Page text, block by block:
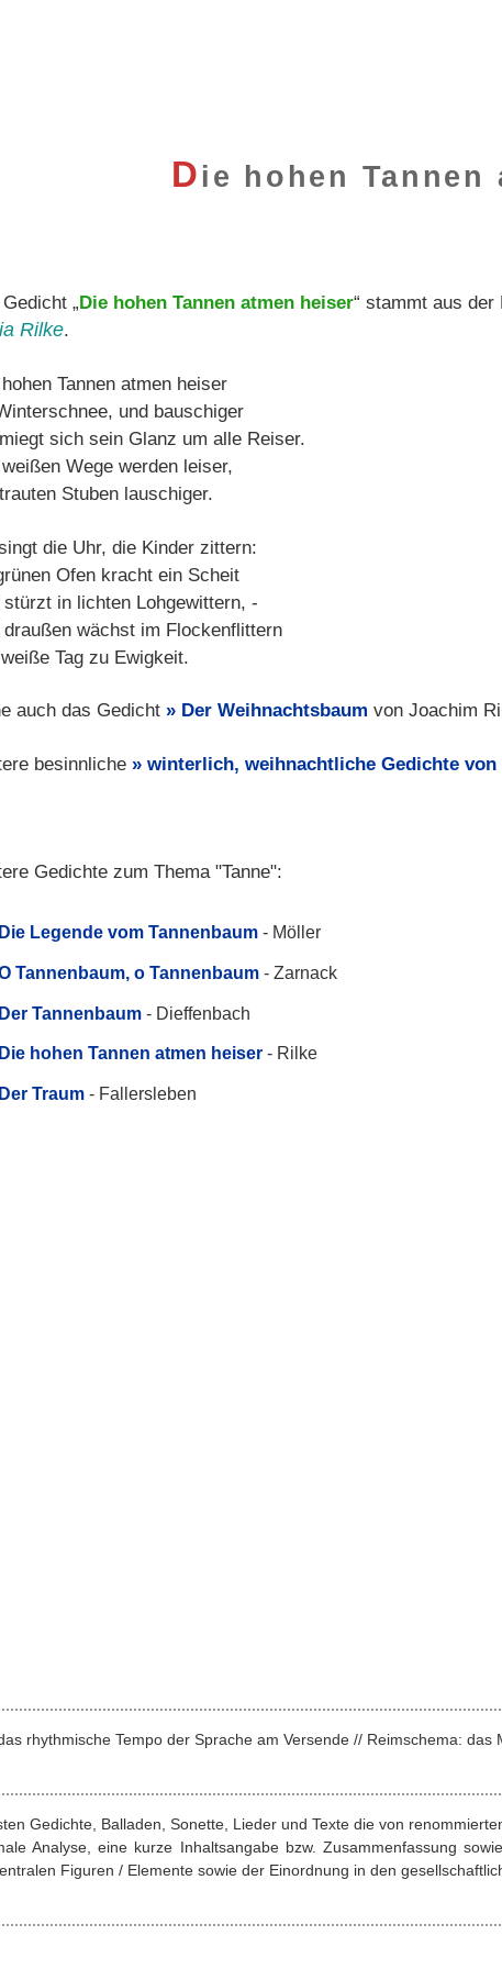
Die hohen Tannen
„Die hohen Tannen atmen heiser“ stammt aus der
Rilke.
Tannen atmen heiser
und bauschiger
sich sein Glanz um alle Reiser.
Wege werden leiser,
Stuben lauschiger.
die Uhr, die Kinder zittern:
Ofen kracht ein Scheit
stürzt in lichten Lohgewittern, -
draußen wächst im Flockenflittern
Tag zu Ewigkeit.
auch das Gedicht Der Weihnachtsbaum von Joachim
besinnliche winterlich, weihnachtliche Gedichte von
Gedichte zum Thema "Tanne":
Die Legende vom Tannenbaum - Möller
Tannenbaum, o Tannenbaum - Zarnack
Der Tannenbaum - Dieffenbach
Die hohen Tannen atmen heiser - Rilke
Der Traum - Fallersleben
rhythmische Tempo der Sprache am Versende // Reimschema: das
Gedichte, Balladen, Sonette, Lieder und Texte die von
Analyse, eine kurze Inhaltsangabe bzw. Zusammenfassung
Figuren / Elemente sowie der Einordnung in den